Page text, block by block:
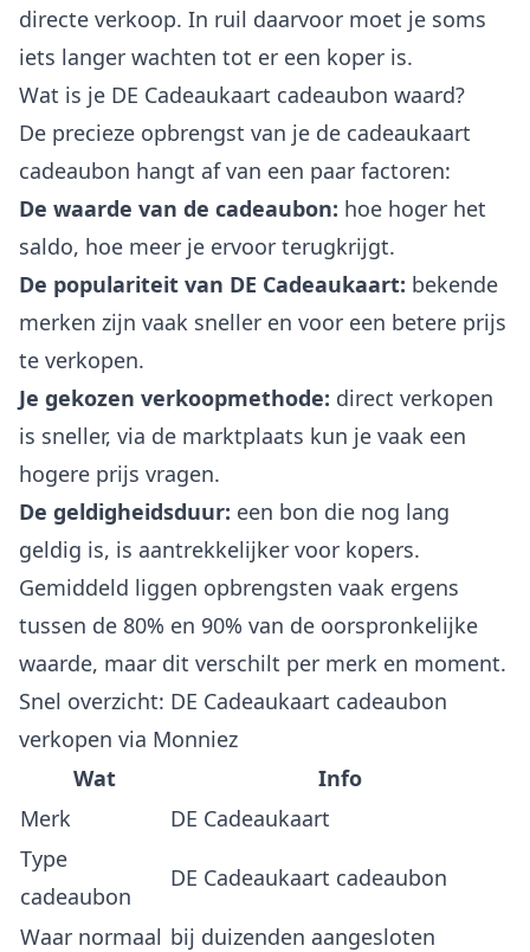
directe verkoop. In ruil daarvoor moet je soms
iets langer wachten tot er een koper is.
Wat is je DE Cadeaukaart cadeaubon waard?
De precieze opbrengst van je de cadeaukaart
cadeaubon hangt af van een paar factoren:
De waarde van de cadeaubon: hoe hoger het
saldo, hoe meer je ervoor terugkrijgt.
De populariteit van DE Cadeaukaart: bekende
merken zijn vaak sneller en voor een betere prijs
te verkopen.
Je gekozen verkoopmethode: direct verkopen
is sneller, via de marktplaats kun je vaak een
hogere prijs vragen.
De geldigheidsduur: een bon die nog lang
geldig is, is aantrekkelijker voor kopers.
Gemiddeld liggen opbrengsten vaak ergens
tussen de 80% en 90% van de oorspronkelijke
waarde, maar dit verschilt per merk en moment.
Snel overzicht: DE Cadeaukaart cadeaubon
verkopen via Monniez
Wat
Info
Merk
DE Cadeaukaart
Type
cadeaubon
DE Cadeaukaart cadeaubon
Waar normaal bij duizenden aangesloten